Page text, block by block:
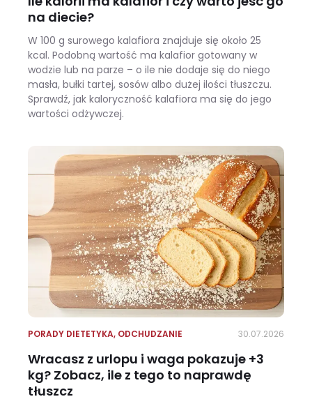
na diecie?
W 100 g surowego kalafiora znajduje się około 25
kcal. Podobną wartość ma kalafior gotowany w
wodzie lub na parze – o ile nie dodaje się do niego
masła, bułki tartej, sosów albo dużej ilości tłuszczu.
Sprawdź, jak kaloryczność kalafiora ma się do jego
wartości odżywczej.
PORADY DIETETYKA, ODCHUDZANIE 30.07.2026
Wracasz z urlopu i waga pokazuje +3
kg? Zobacz, ile z tego to naprawdę
tłuszcz